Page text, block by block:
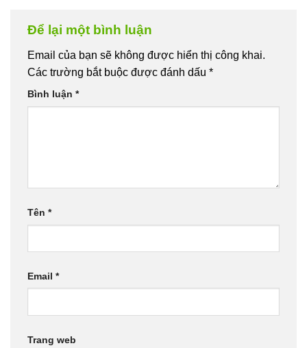
Để lại một bình luận
Email của bạn sẽ không được hiển thị công khai.
Các trường bắt buộc được đánh dấu *
Bình luận *
Tên *
Email *
Trang web